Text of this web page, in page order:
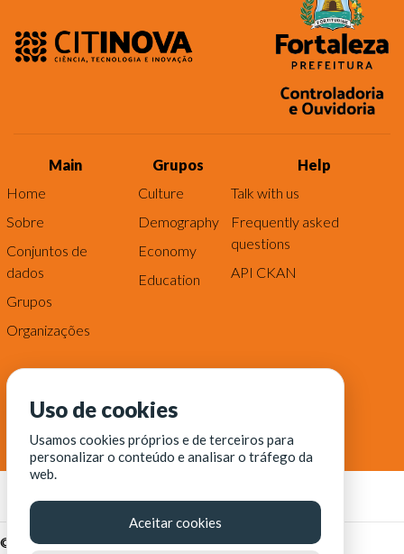
Main
Home
Sobre
Conjuntos de
dados
Grupos
Organizações
Grupos
Culture
Demography
Economy
Education
Help
Talk with us
Frequently asked
questions
API CKAN
© Fortaleza Digital || CITINOVA - Fundação de Ciência,
Uso de cookies
Usamos cookies próprios e de terceiros para
personalizar o conteúdo e analisar o tráfego da
web.
Aceitar cookies